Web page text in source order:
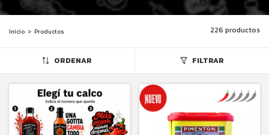
Inicio > Productos 226 productos
ORDENAR FILTRAR